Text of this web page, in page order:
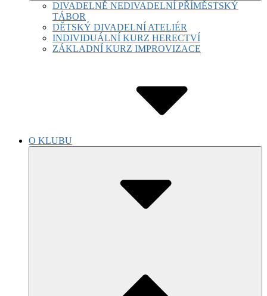
DIVADELNĚ NEDIVADELNÍ PŘÍMĚSTSKÝ
TÁBOR
DĚTSKÝ DIVADELNÍ ATELIÉR
INDIVIDUÁLNÍ KURZ HERECTVÍ
ZÁKLADNÍ KURZ IMPROVIZACE
O KLUBU